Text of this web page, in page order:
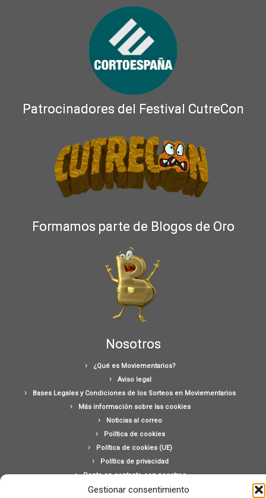
Gestionar consentimiento
Patrocinadores del Festival CutreCon
Formamos parte de Blogos de Oro
Nosotros
¿Qué es Moviementarios?
Aviso legal
Bases Legales y Condiciones de los Sorteos en Moviementarios
Más información sobre las cookies
Noticias al correo
Política de cookies
Política de cookies (UE)
Política de privacidad
Ponte en contacto con nosotros